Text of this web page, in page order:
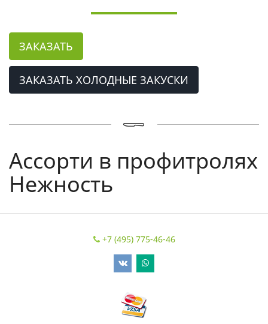
ЗАКАЗАТЬ
ЗАКАЗАТЬ ХОЛОДНЫЕ ЗАКУСКИ
Ассорти в профитролях
Нежность
+7 (495) 775-46-46